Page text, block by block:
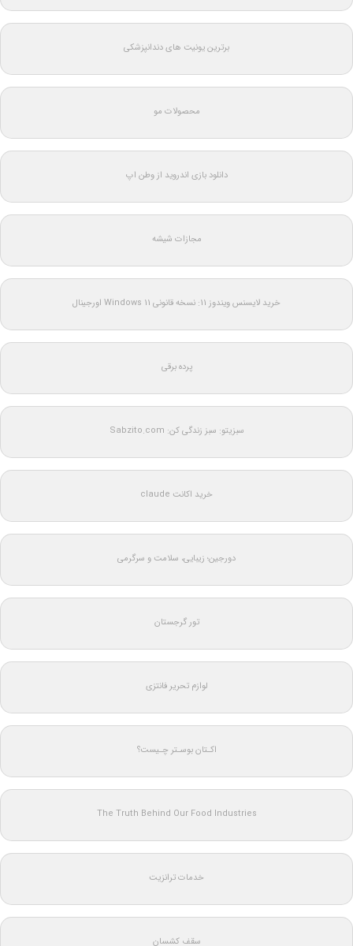
برترین یونیت های دندانپزشکی
محصولات مو
دانلود بازی اندروید از وطن اپ
مجازات شیشه
خرید لایسنس ویندوز 11: نسخه قانونی Windows 11 اورجینال
پرده برقی
سبزیتو: سبز زندگی کن: Sabzito.com
خرید اکانت claude
دورجین؛ زیبایی، سلامت و سرگرمی
تور گرجستان
لوازم تحریر فانتزی
اکـتان بوسـتر چـیست؟
The Truth Behind Our Food Industries
خدمات ترانزیت
سقف کشسان